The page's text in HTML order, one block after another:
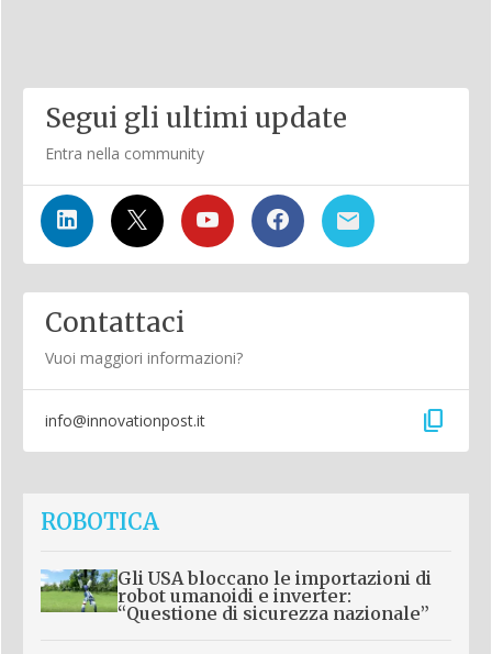
Segui gli ultimi update
Entra nella community
Contattaci
Vuoi maggiori informazioni?
info@innovationpost.it content_copy
ROBOTICA
Gli USA bloccano le importazioni di
robot umanoidi e inverter:
“Questione di sicurezza nazionale”